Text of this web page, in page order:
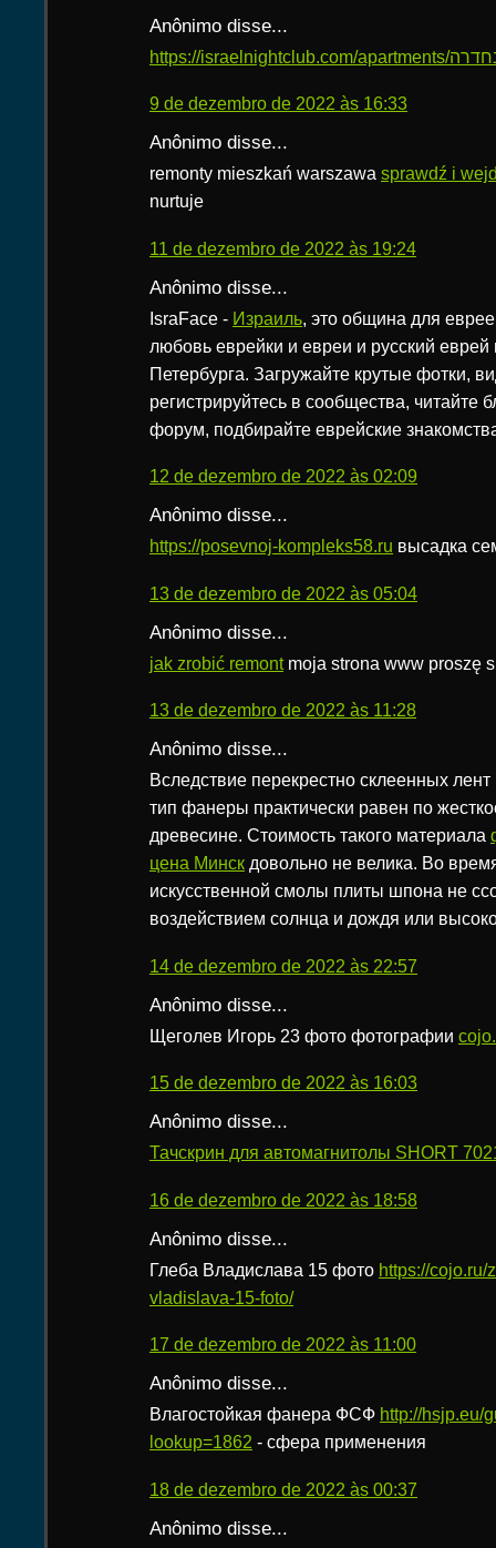
Anônimo disse...
9 de dezembro de 2022 às 16:33
Anônimo disse...
remonty mieszkań warszawa sprawdź i
nurtuje
11 de dezembro de 2022 às 19:24
Anônimo disse...
IsraFace - Израиль, это община для
любовь еврейки и евреи и русский еврей
Петербурга. Загружайте крутые фотки,
регистрируйтесь в сообщества, читайте
форум, подбирайте еврейские
12 de dezembro de 2022 às 02:09
Anônimo disse...
https://posevnoj-kompleks58.ru высадка
13 de dezembro de 2022 às 05:04
Anônimo disse...
jak zrobić remontmoja strona www proszę
13 de dezembro de 2022 às 11:28
Anônimo disse...
Вследствие перекрестно склеенных
тип фанеры практически равен по
древесине. Стоимость такого материала
цена Минск довольно не велика. Во
искусственной смолы плиты шпона не
воздействием солнца и дождя или
14 de dezembro de 2022 às 22:57
Anônimo disse...
Щеголев Игорь 23 фото фотографии
15 de dezembro de 2022 às 16:03
Anônimo disse...
Тачскрин для автомагнитолы SHORT
16 de dezembro de 2022 às 18:58
Anônimo disse...
Глеба Владислава 15 фото https://cojo.ru/
vladislava-15-foto/
17 de dezembro de 2022 às 11:00
Anônimo disse...
Влагостойкая фанера ФСФ http://hsjp.eu/
lookup=1862 - сфера применения
18 de dezembro de 2022 às 00:37
Anônimo disse...